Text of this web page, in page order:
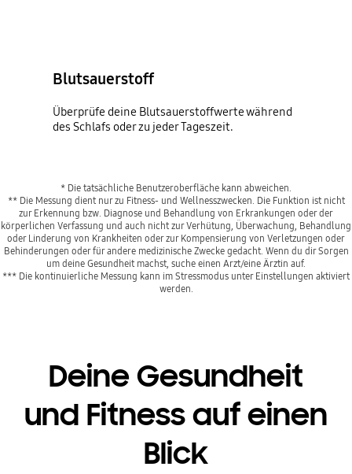
Blutsauerstoff
Überprüfe deine Blutsauerstoffwerte während
des Schlafs oder zu jeder Tageszeit.
* Die tatsächliche Benutzeroberfläche kann abweichen.
** Die Messung dient nur zu Fitness- und Wellnesszwecken. Die Funktion ist nicht
zur Erkennung bzw. Diagnose und Behandlung von Erkrankungen oder der
körperlichen Verfassung und auch nicht zur Verhütung, Überwachung, Behandlung
oder Linderung von Krankheiten oder zur Kompensierung von Verletzungen oder
Behinderungen oder für andere medizinische Zwecke gedacht. Wenn du dir Sorgen
um deine Gesundheit machst, suche einen Arzt/eine Ärztin auf.
*** Die kontinuierliche Messung kann im Stressmodus unter Einstellungen aktiviert
werden.
Deine Gesundheit
und Fitness auf einen
Blick